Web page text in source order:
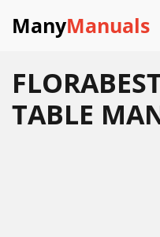
ManyManuals
TABLE